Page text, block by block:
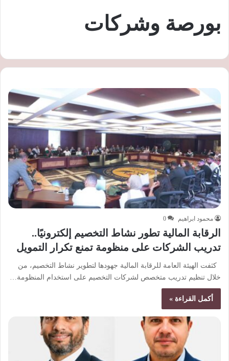
بورصة وشركات
محمود ابراهيم 0
الرقابة المالية تطور نشاط التخصيم إلكترونيًا..
تدريب الشركات على منظومة تمنع تكرار التمويل
كثفت الهيئة العامة للرقابة المالية جهودها لتطوير نشاط التخصيم، من
خلال تنظيم تدريب متخصص لشركات التخصيم على استخدام المنظومة…
أكمل القراءة »